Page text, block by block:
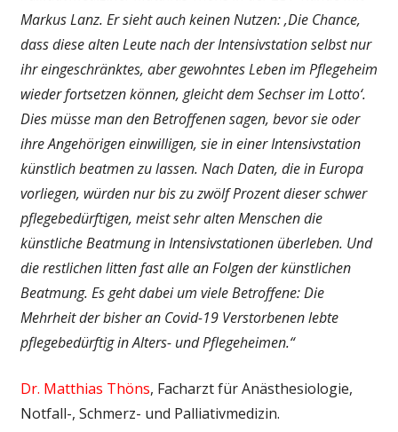
Markus Lanz. Er sieht auch keinen Nutzen: ‚Die Chance,
dass diese alten Leute nach der Intensivstation selbst nur
ihr eingeschränktes, aber gewohntes Leben im Pflegeheim
wieder fortsetzen können, gleicht dem Sechser im Lotto‘.
Dies müsse man den Betroffenen sagen, bevor sie oder
ihre Angehörigen einwilligen, sie in einer Intensivstation
künstlich beatmen zu lassen. Nach Daten, die in Europa
vorliegen, würden nur bis zu zwölf Prozent dieser schwer
pflegebedürftigen, meist sehr alten Menschen die
künstliche Beatmung in Intensivstationen überleben. Und
die restlichen litten fast alle an Folgen der künstlichen
Beatmung. Es geht dabei um viele Betroffene: Die
Mehrheit der bisher an Covid-19 Verstorbenen lebte
pflegebedürftig in Alters- und Pflegeheimen.“
Dr. Matthias Thöns, Facharzt für Anästhesiologie,
Notfall-, Schmerz- und Palliativmedizin.